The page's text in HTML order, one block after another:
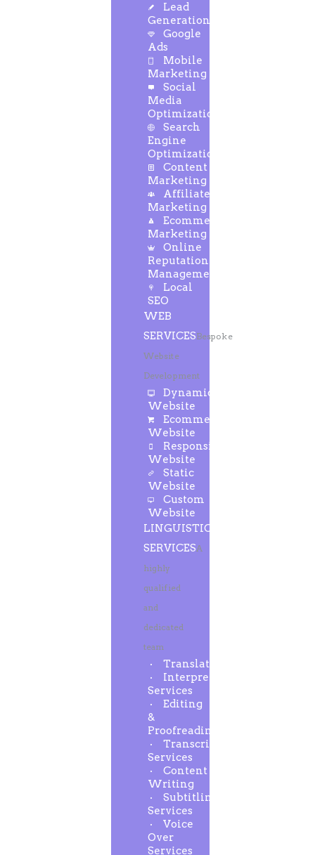
Lead
Generation
Google
Ads
Mobile
Marketing
Social
Media
Optimization
Search
Engine
Optimization
Content
Marketing
Affiliate
Marketing
Ecommerce
Marketing
Online
Reputation
Management
Local
SEO
WEB
SERVICESBespoke
Website
Development
Dynamic
Website
Ecommerce
Website
Responsive
Website
Static
Website
Custom
Website
LINGUISTIC
SERVICESA
highly
qualified
and
dedicated
team
Translation
Interpreting
Services
Editing
&
Proofreading
Transcription
Services
Content
Writing
Subtitling
Services
Voice
Over
Services